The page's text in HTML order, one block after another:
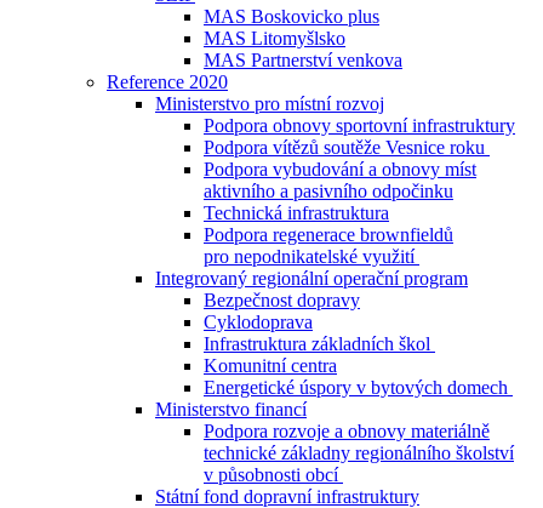
MAS Boskovicko plus
MAS Litomyšlsko
MAS Partnerství venkova
Reference 2020
Ministerstvo pro místní rozvoj
Podpora obnovy sportovní infrastruktury
Podpora vítězů soutěže Vesnice roku
Podpora vybudování a obnovy míst
aktivního a pasivního odpočinku
Technická infrastruktura
Podpora regenerace brownfieldů
pro nepodnikatelské využití
Integrovaný regionální operační program
Bezpečnost dopravy
Cyklodoprava
Infrastruktura základních škol
Komunitní centra
Energetické úspory v bytových domech
Ministerstvo financí
Podpora rozvoje a obnovy materiálně
technické základny regionálního školství
v působnosti obcí
Státní fond dopravní infrastruktury